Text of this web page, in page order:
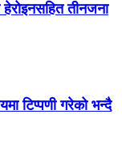
तीनजना
टिप्पणी गरेको भन्दै